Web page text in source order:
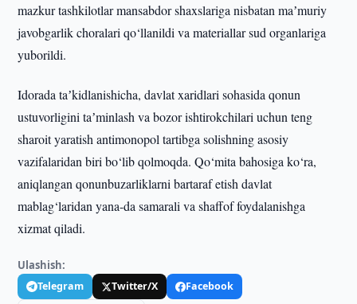
mazkur tashkilotlar mansabdor shaxslariga nisbatan maʼmuriy
javobgarlik choralari qo‘llanildi va materiallar sud organlariga
yuborildi.
Idorada taʼkidlanishicha, davlat xaridlari sohasida qonun
ustuvorligini taʼminlash va bozor ishtirokchilari uchun teng
sharoit yaratish antimonopol tartibga solishning asosiy
vazifalaridan biri bo‘lib qolmoqda. Qo‘mita bahosiga ko‘ra,
aniqlangan qonunbuzarliklarni bartaraf etish davlat
mablag‘laridan yana-da samarali va shaffof foydalanishga
xizmat qiladi.
Ulashish:
Telegram Twitter/X
Facebook